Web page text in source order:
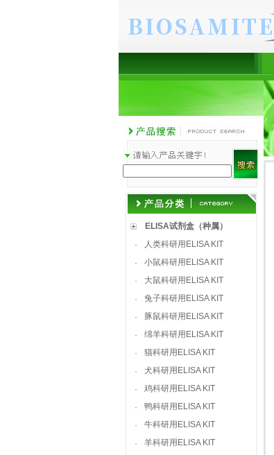
ELISA试剂盒（种属）
·
人类科研用ELISA KIT
·
小鼠科研用ELISA KIT
·
大鼠科研用ELISA KIT
·
兔子科研用ELISA KIT
·
豚鼠科研用ELISA KIT
·
绵羊科研用ELISA KIT
·
猫科研用ELISA KIT
·
犬科研用ELISA KIT
·
鸡科研用ELISA KIT
·
鸭科研用ELISA KIT
·
牛科研用ELISA KIT
·
羊科研用ELISA KIT